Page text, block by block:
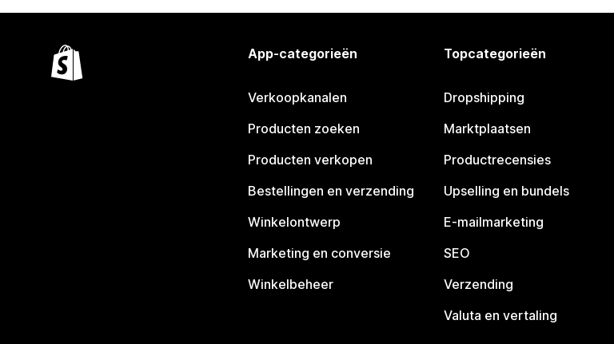
App-categorieën
Verkoopkanalen
Producten zoeken
Producten verkopen
Bestellingen en verzending
Winkelontwerp
Marketing en conversie
Winkelbeheer
Topcategorieën
Dropshipping
Marktplaatsen
Productrecensies
Upselling en bundels
E-mailmarketing
SEO
Verzending
Valuta en vertaling